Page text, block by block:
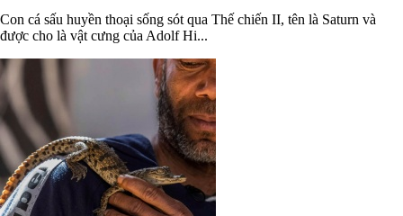
Con cá sấu huyền thoại sống sót qua Thế chiến II, tên là Saturn và
được cho là vật cưng của Adolf Hi...